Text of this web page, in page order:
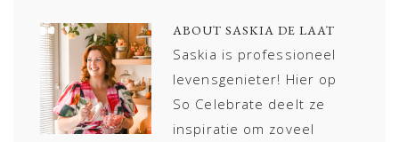
ABOUT SASKIA DE LAAT
Saskia is professioneel
levensgenieter! Hier op
So Celebrate deelt ze
inspiratie om zoveel